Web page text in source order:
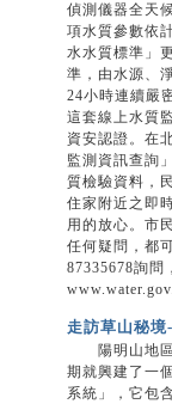
偵測儀器全天
項水質參數依
水水質標準」
準，由水源、
24小時連續嚴
這套線上水質
資安認證。在
監測資訊查詢
質檢驗資料，
住家附近之即
用的放心。市
任何疑問，都
87335678詢問
走訪草山秘
陽明山地區
期就興建了一
系統」，它包